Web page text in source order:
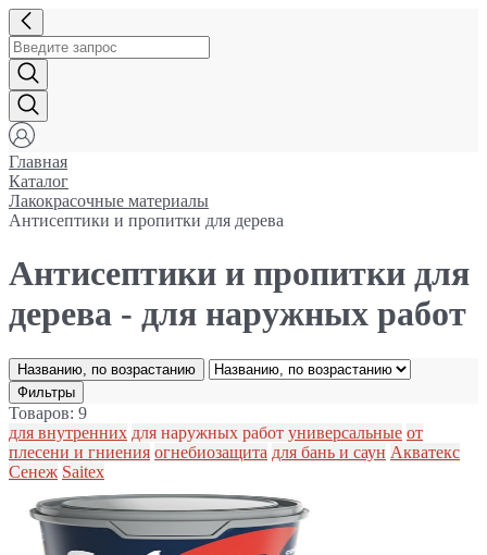
Главная
Каталог
Лакокрасочные материалы
Антисептики и пропитки для дерева
Антисептики и пропитки для
дерева - для наружных работ
Названию, по возрастанию
Фильтры
Товаров: 9
для внутренних для наружных работ универсальные от
плесени и гниения огнебиозащита для бань и саун Акватекс
Сенеж Saitex